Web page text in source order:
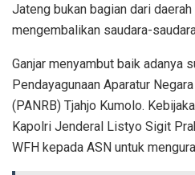
Jateng bukan bagian dari
mengembalikan saudara-
Ganjar menyambut baik adanya
Pendayagunaan Aparatur
(PANRB) Tjahjo Kumolo.
Kapolri Jenderal Listyo Sigit
WFH kepada ASN untuk